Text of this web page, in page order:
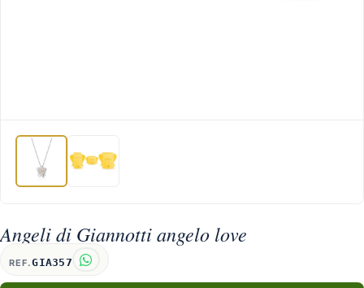
Angeli di Giannotti angelo love
REF.GIA357